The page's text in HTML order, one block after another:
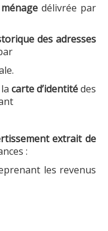
délivrée par
des adresses
carte d’identitédes
extrait de
:
les revenus